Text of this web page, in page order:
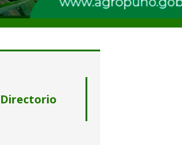
Directorio